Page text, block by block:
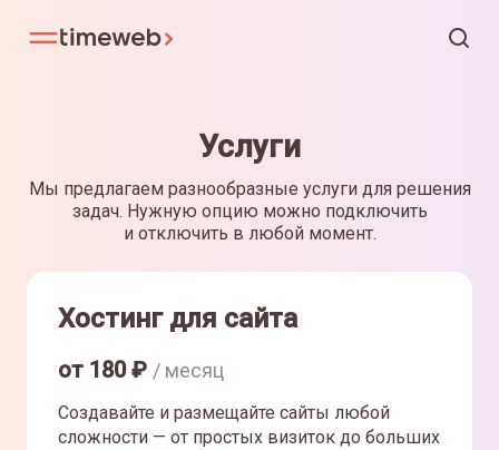
Услуги
Мы предлагаем разнообразные услуги для решения
задач. Нужную опцию можно подключить
и отключить в любой момент.
Хостинг для сайта
от 180₽ / месяц
Создавайте и размещайте сайты любой
сложности — от простых визиток до больших